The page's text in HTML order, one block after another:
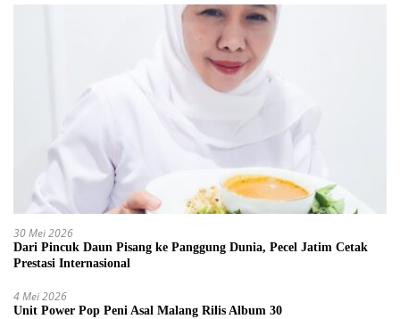
30 Mei 2026
Dari Pincuk Daun Pisang ke Panggung Dunia, Pecel Jatim Cetak
Prestasi Internasional
4 Mei 2026
Unit Power Pop Peni Asal Malang Rilis Album 30